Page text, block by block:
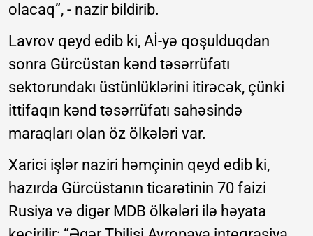
olacaq”, - nazir bildirib.
Lavrov qeyd edib ki, Aİ-yə qoşulduqdan
sonra Gürcüstan kənd təsərrüfatı
sektorundakı üstünlüklərini itirəcək, çünki
ittifaqın kənd təsərrüfatı sahəsində
maraqları olan öz ölkələri var.
Xarici işlər naziri həmçinin qeyd edib ki,
hazırda Gürcüstanın ticarətinin 70 faizi
Rusiya və digər MDB ölkələri ilə həyata